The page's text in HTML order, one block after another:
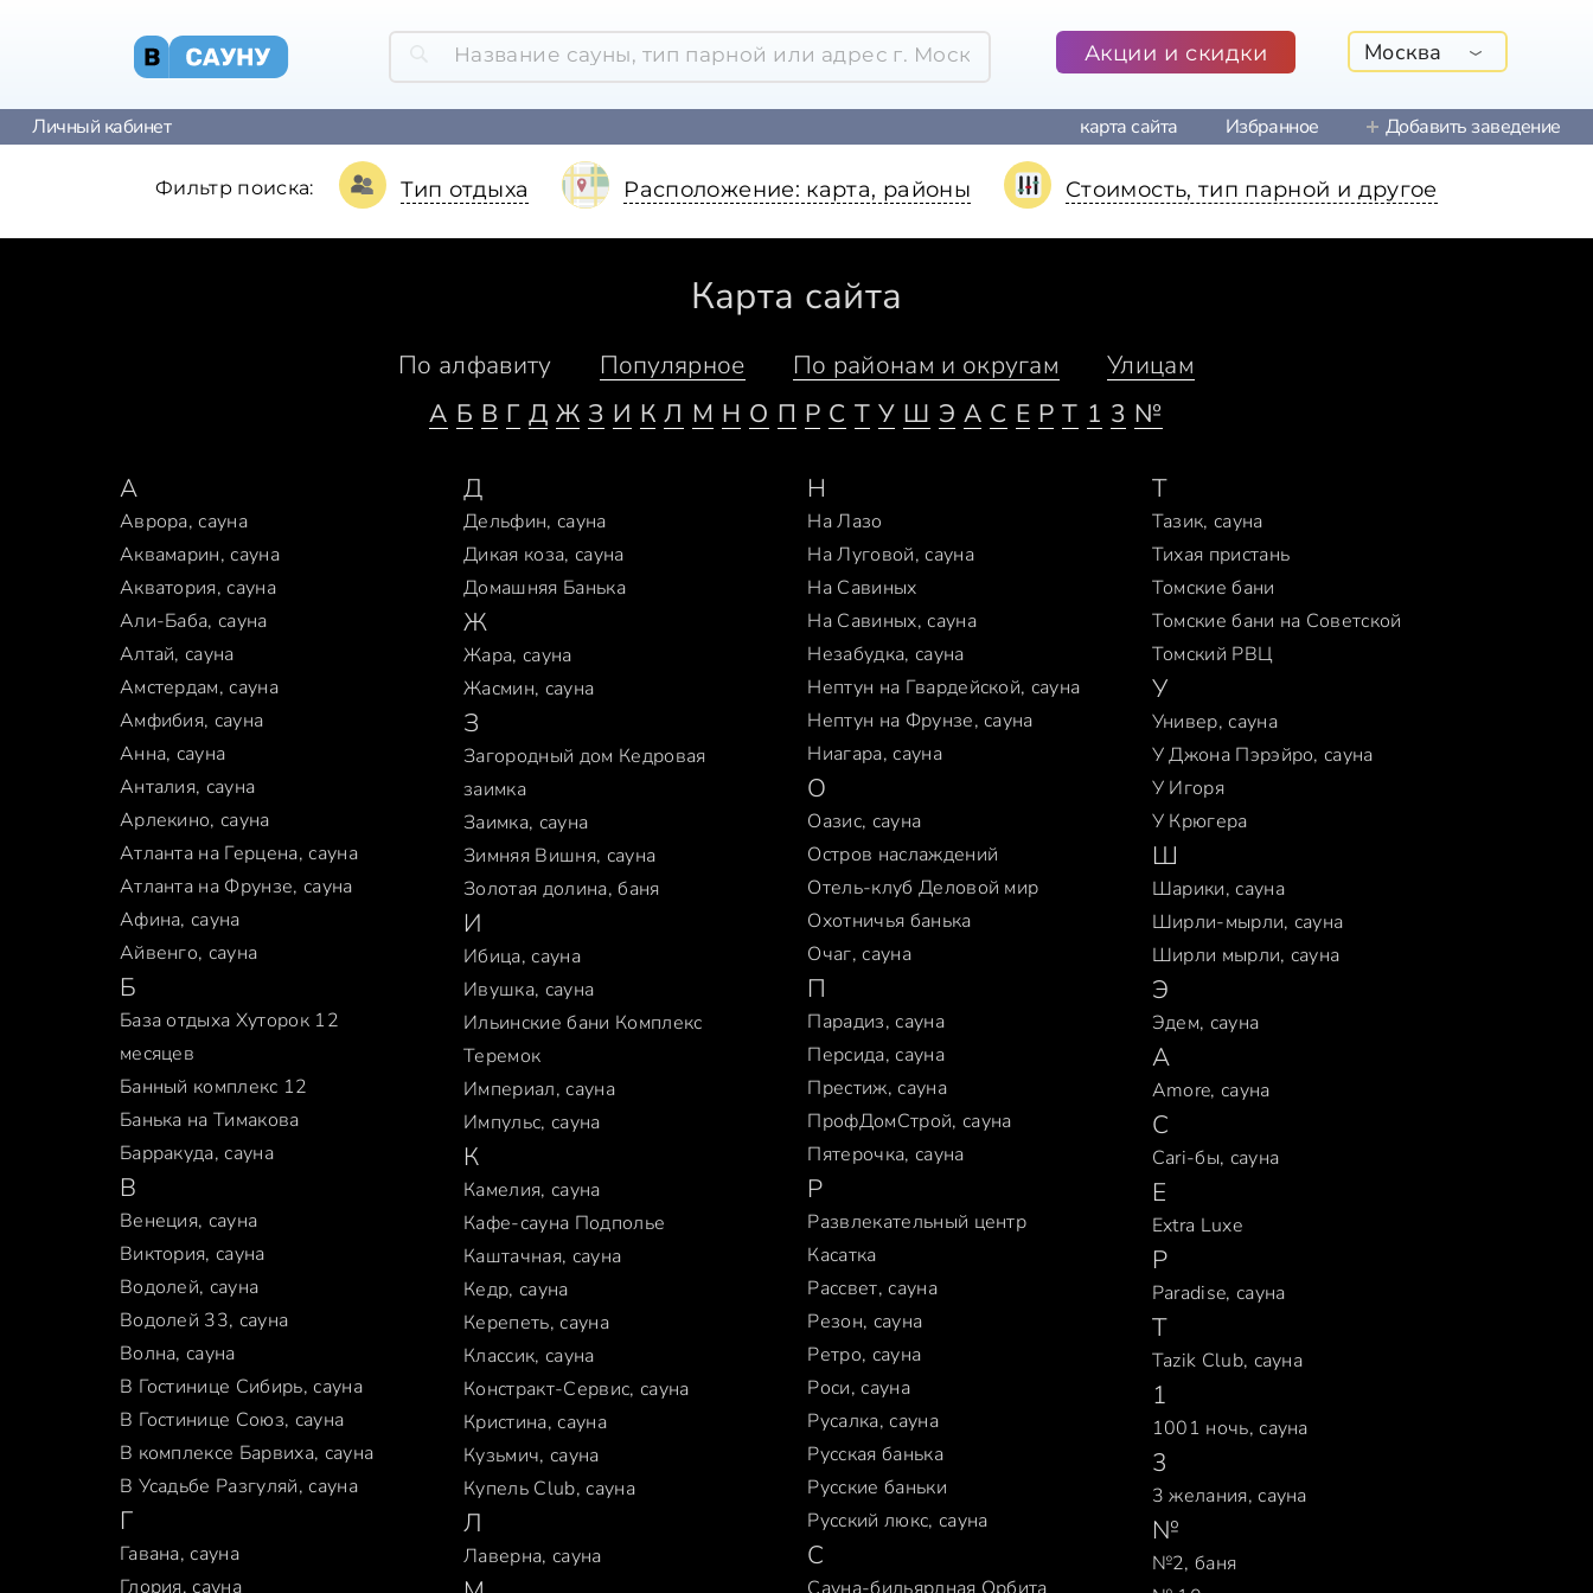
Акции и скидки Москва
Личный кабинет карта сайта Избранное Добавить заведение
Фильтр поиска: Тип отдыха Расположение: карта, районы Стоимость, тип парной и другое
Карта сайта
По алфавиту Популярное По районам и округам
Улицам
А Б В Г Д Ж З И К Л М Н О П Р С Т У Ш Э A C E P T 1 3 №
А
Аврора, сауна
Аквамарин, сауна
Акватория, сауна
Али-Баба, сауна
Алтай, сауна
Амстердам, сауна
Амфибия, сауна
Анна, сауна
Анталия, сауна
Арлекино, сауна
Атланта на Герцена, сауна
Атланта на Фрунзе, сауна
Афина, сауна
Айвенго, сауна
Б
База отдыха Хуторок 12
месяцев
Банный комплекс 12
Банька на Тимакова
Барракуда, сауна
В
Венеция, сауна
Виктория, сауна
Водолей, сауна
Водолей 33, сауна
Волна, сауна
В Гостинице Сибирь, сауна
В Гостинице Союз, сауна
В комплексе Барвиха, сауна
В Усадьбе Разгуляй, сауна
Г
Гавана, сауна
Глория, сауна
Д
Дельфин, сауна
Дикая коза, сауна
Домашняя Банька
Ж
Жара, сауна
Жасмин, сауна
З
Загородный дом Кедровая
заимка
Заимка, сауна
Зимняя Вишня, сауна
Золотая долина, баня
И
Ибица, сауна
Ивушка, сауна
Ильинские бани Комплекс
Теремок
Империал, сауна
Импульс, сауна
К
Камелия, сауна
Кафе-сауна Подполье
Каштачная, сауна
Кедр, сауна
Керепеть, сауна
Классик, сауна
Констракт-Сервис, сауна
Кристина, сауна
Кузьмич, сауна
Купель Club, сауна
Л
Лаверна, сауна
Н
На Лазо
На Луговой, сауна
На Савиных
На Савиных, сауна
Незабудка, сауна
Нептун на Гвардейской, сауна
Нептун на Фрунзе, сауна
Ниагара, сауна
О
Оазис, сауна
Остров наслаждений
Отель-клуб Деловой мир
Охотничья банька
Очаг, сауна
П
Парадиз, сауна
Персида, сауна
Престиж, сауна
ПрофДомСтрой, сауна
Пятерочка, сауна
Р
Развлекательный центр
Касатка
Рассвет, сауна
Резон, сауна
Ретро, сауна
Роси, сауна
Русалка, сауна
Русская банька
Русские баньки
Русский люкс, сауна
С
Т
Тазик, сауна
Тихая пристань
Томские бани
Томские бани на Советской
Томский РВЦ
У
Универ, сауна
У Джона Пэрэйро, сауна
У Игоря
У Крюгера
Ш
Шарики, сауна
Ширли-мырли, сауна
Ширли мырли, сауна
Э
Эдем, сауна
A
Amore, сауна
C
Cari-бы, сауна
E
Extra Luxe
P
Paradise, сауна
T
Tazik Club, сауна
1
1001 ночь, сауна
3
3 желания, сауна
№
№2, баня